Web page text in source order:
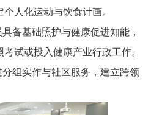
人化运动与饮食计画。
备基础照护与健康促进知能，
试或投入健康产业行政工作。
组实作与社区服务，建立跨领